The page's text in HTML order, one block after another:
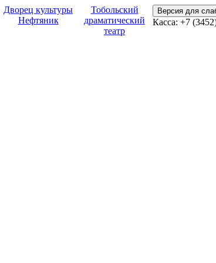
Дворец культуры
Нефтяник
Тобольский
драматический
театр
Версия для
Касса: +7